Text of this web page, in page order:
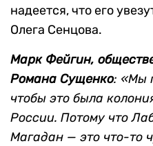
надеется, что его
Олега Сенцова.
Марк Фейгин,
Романа Сущенко: «Мы
чтобы это была
России. Потому что
Магадан — это что-то